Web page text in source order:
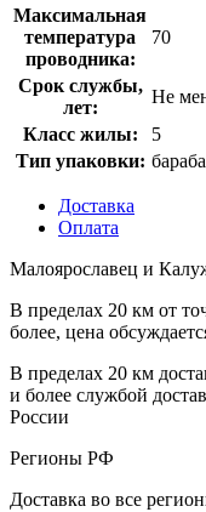
Максимальная
температура
проводника:
70
Срок службы,
лет:
Не
Класс жилы:
5
Тип упаковки:
Доставка
Оплата
Малоярославец и
В пределах 20 км от
более, цена
В пределах 20 км
и более службой
России
Регионы РФ
Доставка во все